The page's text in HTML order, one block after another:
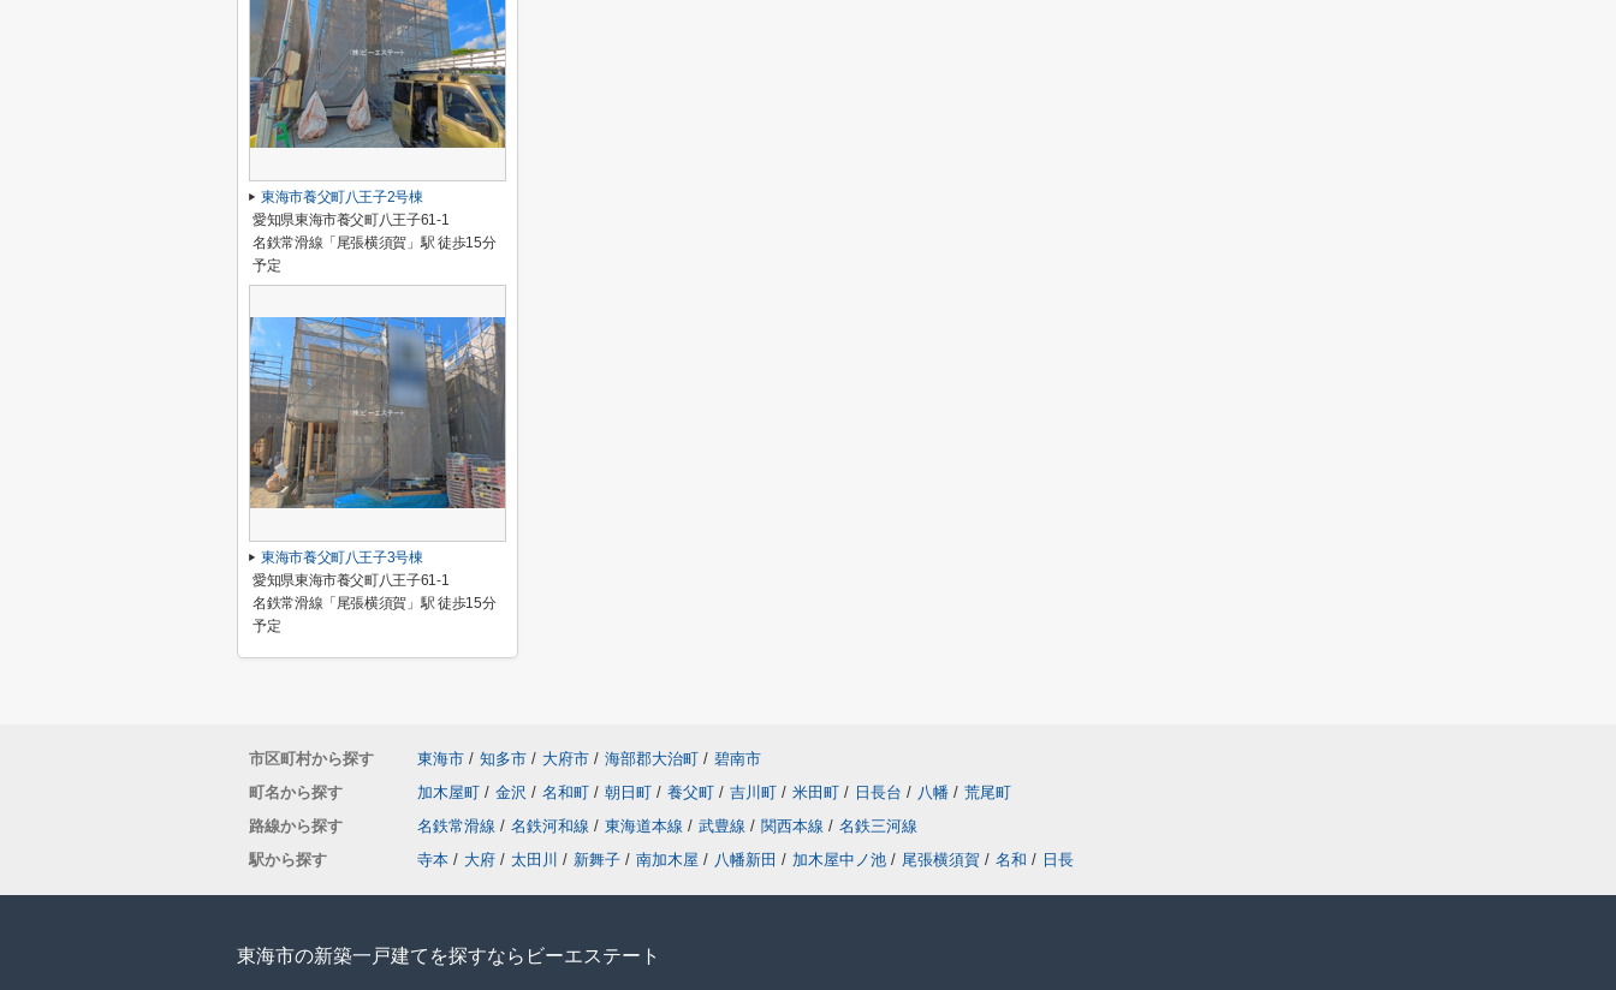
東海市養父町八王子2号棟
愛知県東海市養父町八王子61-1
名鉄常滑線「尾張横須賀」駅 徒歩15分
予定
東海市養父町八王子3号棟
愛知県東海市養父町八王子61-1
名鉄常滑線「尾張横須賀」駅 徒歩15分
予定
市区町村から探す 東海市 / 知多市 / 大府市 / 海部郡大治町 / 碧南市
町名から探す
加木屋町 / 金沢 / 名和町 / 朝日町 / 養父町 / 吉川町 / 米田町 / 日長台 / 八幡 / 荒尾町
路線から探す
名鉄常滑線 / 名鉄河和線 / 東海道本線 / 武豊線 / 関西本線 / 名鉄三河線
駅から探す
寺本 / 大府 / 太田川 / 新舞子 / 南加木屋 / 八幡新田 / 加木屋中ノ池 / 尾張横須賀 / 名和 / 日長
東海市の新築一戸建てを探すならビーエステート